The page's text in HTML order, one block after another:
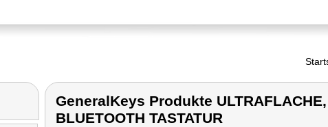
GeneralKeys Produkte
BLUETOOTH TASTATUR